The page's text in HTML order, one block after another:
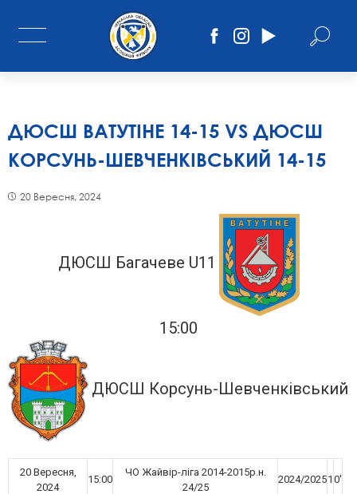
ДЮСШ ВАТУТІНЕ 14-15 VS ДЮСШ
КОРСУНЬ-ШЕВЧЕНКІВСЬКИЙ 14-15
20 Вересня, 2024
ДЮСШ Багачеве U11
15:00
ДЮСШ Корсунь-Шевченківський
20 Вересня,
2024
15:00
ЧО Жайвір-ліга 2014-2015р.н.
24/25
2024/20251 0'